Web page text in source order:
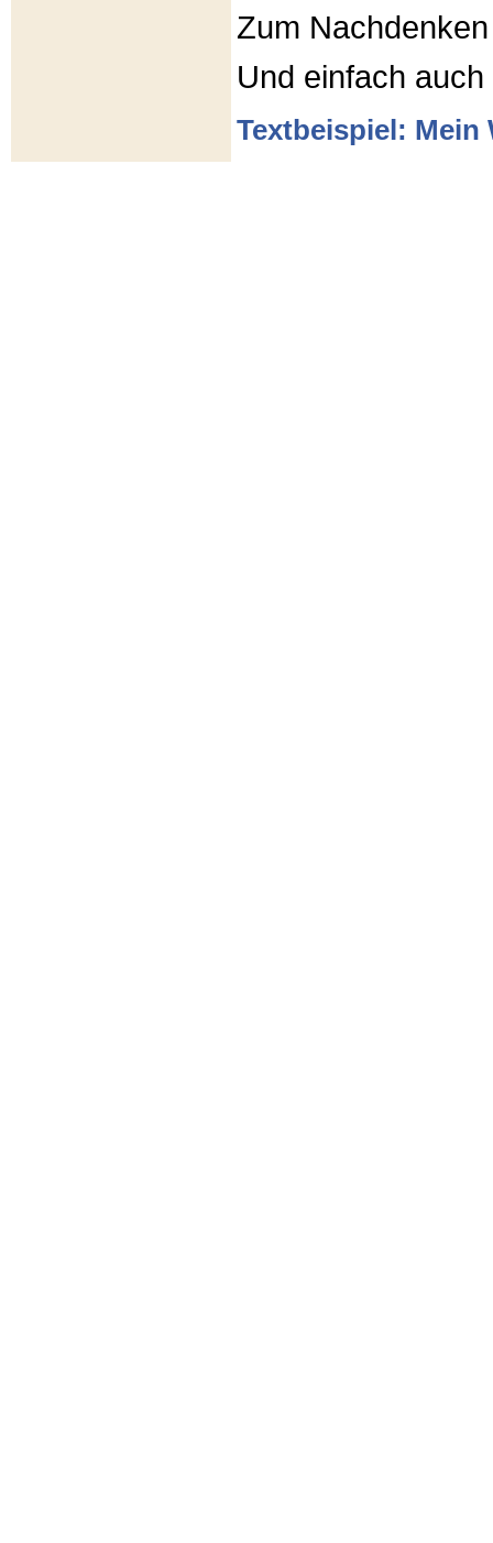
Zum Nachdenken
Und einfach
Textbeispiel: Mein